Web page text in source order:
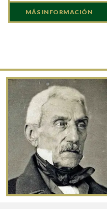
MÁS INFORMACIÓN